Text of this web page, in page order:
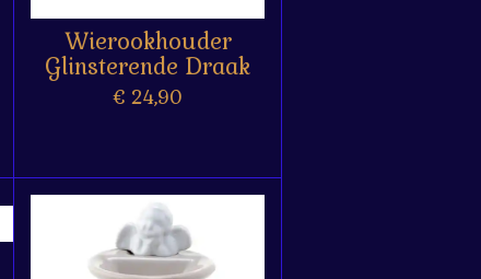
Wierookhouder
Glinsterende Draak
€ 24,90